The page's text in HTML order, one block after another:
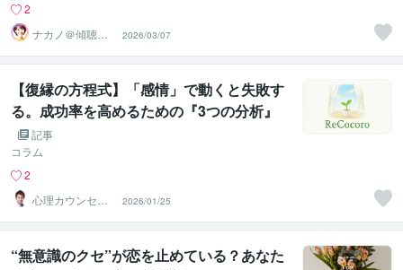
2
ナカノ＠傾聴と
的確さで出口に
導く脳のプロ
2026/03/07
【復縁の方程式】「感情」で動くと失敗す
る。成功率を高めるための『3つの分析』
とは？
記事
コラム
2
心理カウンセラ
ー 伊藤憲治
2026/01/25
“無意識のクセ”が恋を止めている？あなた